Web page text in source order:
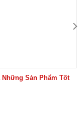
Sản Phẩm Tốt